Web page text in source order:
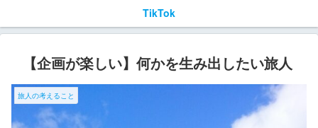
TikTok
【企画が楽しい】何かを生み出したい旅人
旅人の考えること